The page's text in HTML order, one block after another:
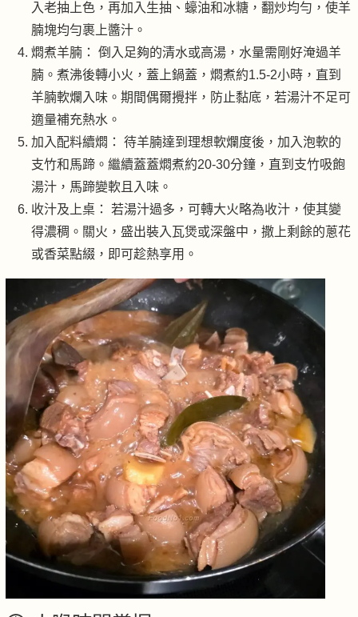
入老抽上色，再加入生抽、蠔油和冰糖，翻炒均勻，使羊
腩塊均勻裹上醬汁。
燜煮羊腩： 倒入足夠的清水或高湯，水量需剛好淹過羊
腩。煮沸後轉小火，蓋上鍋蓋，燜煮約1.5-2小時，直到
羊腩軟爛入味。期間偶爾攪拌，防止黏底，若湯汁不足可
適量補充熱水。
加入配料續燜： 待羊腩達到理想軟爛度後，加入泡軟的
支竹和馬蹄。繼續蓋蓋燜煮約20-30分鐘，直到支竹吸飽
湯汁，馬蹄變軟且入味。
收汁及上桌： 若湯汁過多，可轉大火略為收汁，使其變
得濃稠。關火，盛出裝入瓦煲或深盤中，撒上剩餘的蔥花
或香菜點綴，即可趁熱享用。